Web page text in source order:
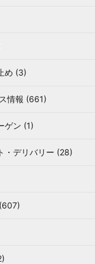
め (3)
情報 (661)
ゲン (1)
・デリバリー (28)